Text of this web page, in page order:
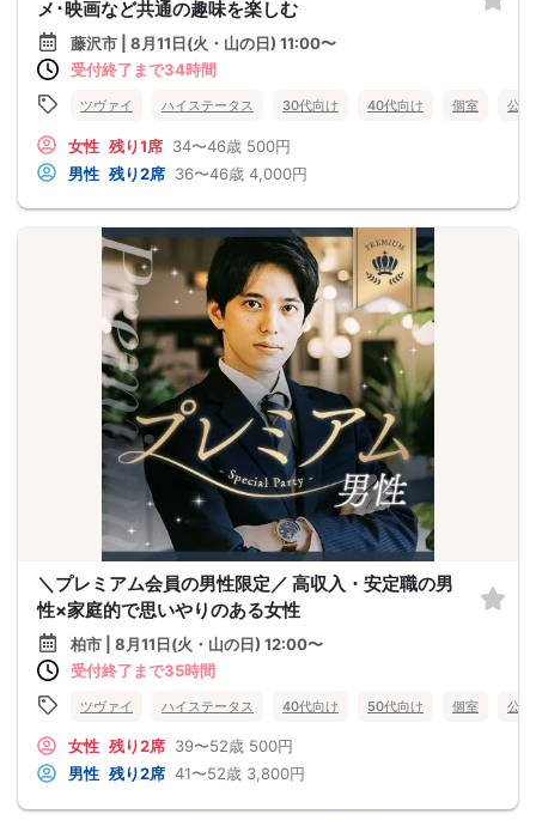
メ･映画など共通の趣味を楽しむ
藤沢市 | 8月11日(火・山の日) 11:00〜
受付終了まで34時間
ツヴァイ ハイステータス 30代向け 40代向け 個室 公
女性 残り1席 34〜46歳 500円
男性 残り2席 36〜46歳 4,000円
＼プレミアム会員の男性限定／ 高収入・安定職の男
性×家庭的で思いやりのある女性
柏市 | 8月11日(火・山の日) 12:00〜
受付終了まで35時間
ツヴァイ ハイステータス 40代向け 50代向け 個室 公
女性 残り2席 39〜52歳 500円
男性 残り2席 41〜52歳 3,800円